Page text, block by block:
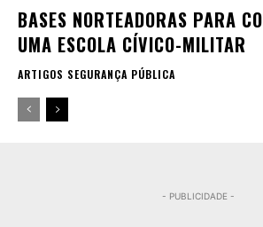
BASES NORTEADORAS PARA
UMA ESCOLA CÍVICO-MILITAR
ARTIGOS SEGURANÇA PÚBLICA
- PUBLICIDADE -